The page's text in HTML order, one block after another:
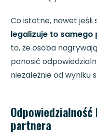
Co istotne, nawet jeśli
legalizuje to samego
to, że osoba
ponosić
niezależnie od wyniku
partnera